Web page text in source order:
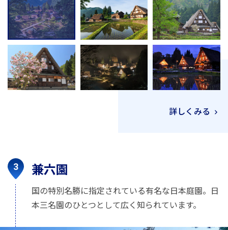
詳しくみる
兼六園
国の特別名勝に指定されている有名な日本庭園。日
本三名園のひとつとして広く知られています。